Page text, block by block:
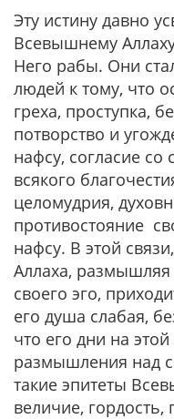
Эту истину давно
Всевышнему
Него рабы. Они
людей к тому, что
греха, проступка,
потворство и
нафсу, согласие
всякого
целомудрия,
противостояние
нафсу. В этой
Аллаха, размышляя
своего эго,
его душа слабая,
что его дни на
размышления над
такие эпитеты
величие, гордость,